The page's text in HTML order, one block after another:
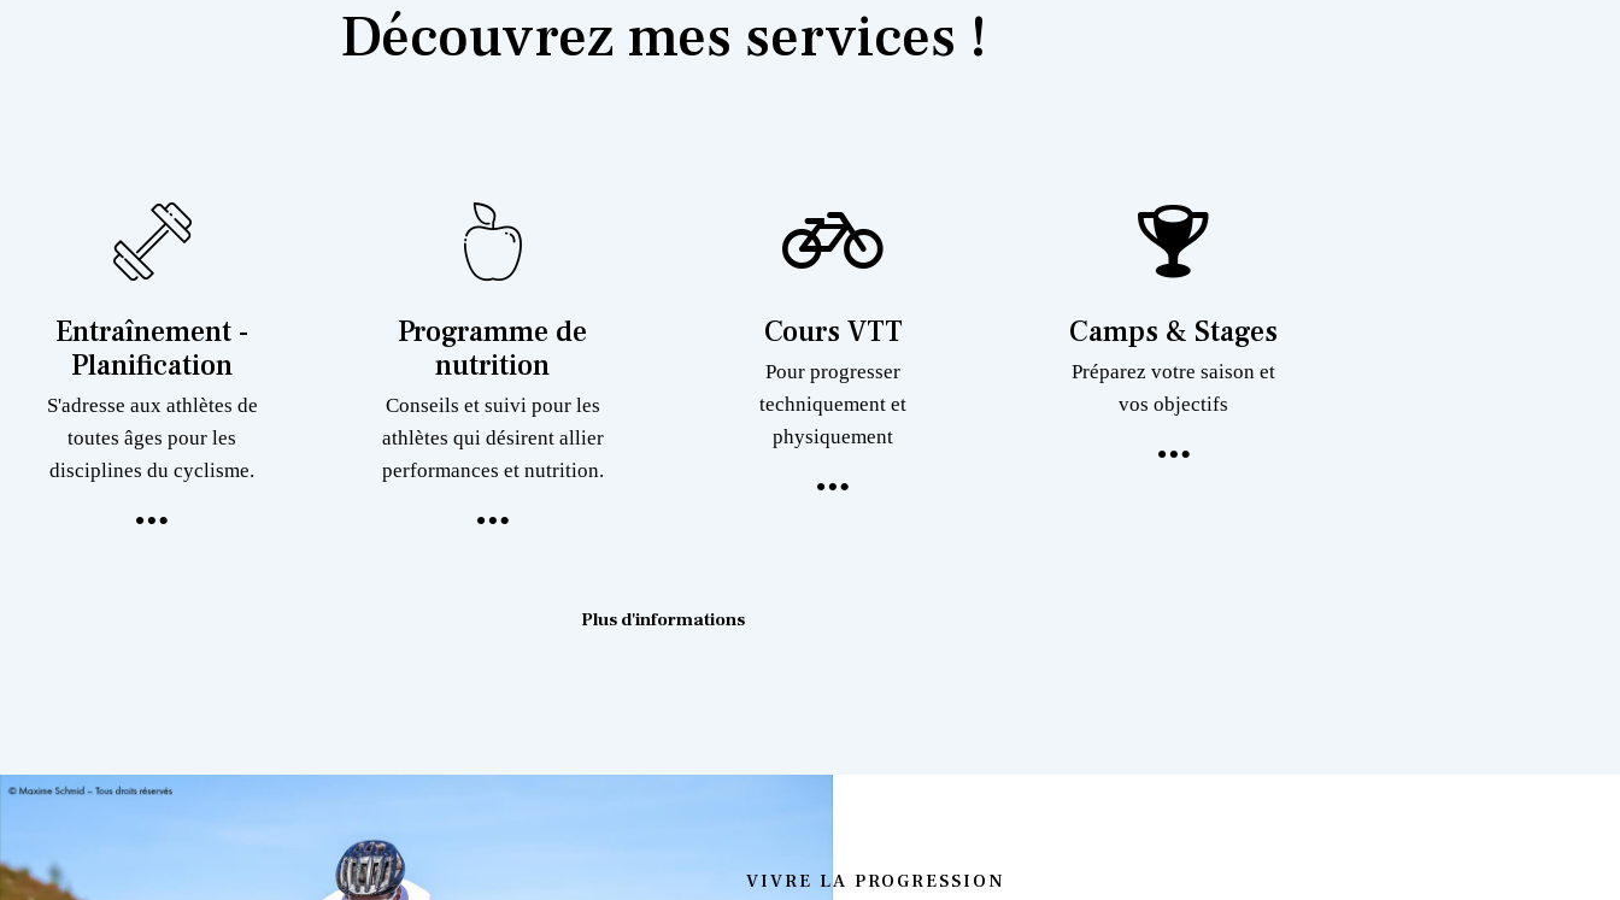
Découvrez mes services !
Entraînement -
Planification
S'adresse aux athlètes de
toutes âges pour les
disciplines du cyclisme.
Programme de
nutrition
Conseils et suivi pour les
athlètes qui désirent allier
performances et nutrition.
Cours VTT
Pour progresser
techniquement et
physiquement
Camps & Stages
Préparez votre saison et
vos objectifs
Plus d'informations
VIVRE LA PROGRESSION